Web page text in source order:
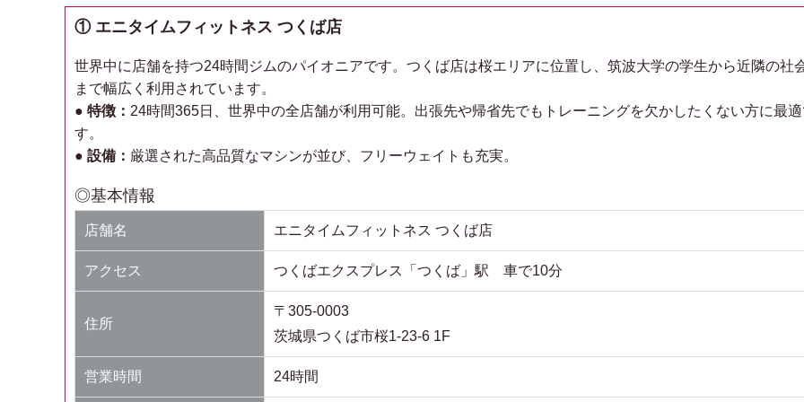
① エニタイムフィットネス つくば店
世界中に店舗を持つ24時間ジムのパイオニアです。つくば店は桜エリアに位置し、筑波大学の学生から近隣の社
まで幅広く利用されています。
● 特徴： 24時間365日、世界中の全店舗が利用可能。出張先や帰省先でもトレーニングを欠かしたくない方に最
す。
● 設備： 厳選された高品質なマシンが並び、フリーウェイトも充実。
◎基本情報
店舗名 エニタイムフィットネス つくば店
アクセス つくばエクスプレス「つくば」駅 車で10分
住所
〒305-0003
茨城県つくば市桜1-23-6 1F
営業時間 24時間